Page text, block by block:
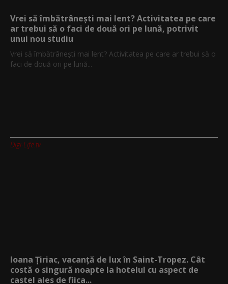
Vrei să îmbătrânești mai lent? Activitatea pe care
ar trebui să o faci de două ori pe lună, potrivit
unui nou studiu
Vrei să îmbătrânești mai lent? Activitatea pe care ar trebui să o
faci de două ori pe lună...
Digi-Life.tv
Ioana Țiriac, vacanță de lux în Saint-Tropez. Cât
costă o singură noapte la hotelul cu aspect de
castel ales de fiica...